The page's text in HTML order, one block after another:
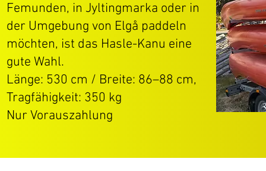
Femunden, in Jyltingmarka oder in
der Umgebung von Elgå paddeln
möchten, ist das Hasle-Kanu eine
gute Wahl.
Länge: 530 cm / Breite: 86–88 cm,
Tragfähigkeit: 350 kg
Nur Vorauszahlung